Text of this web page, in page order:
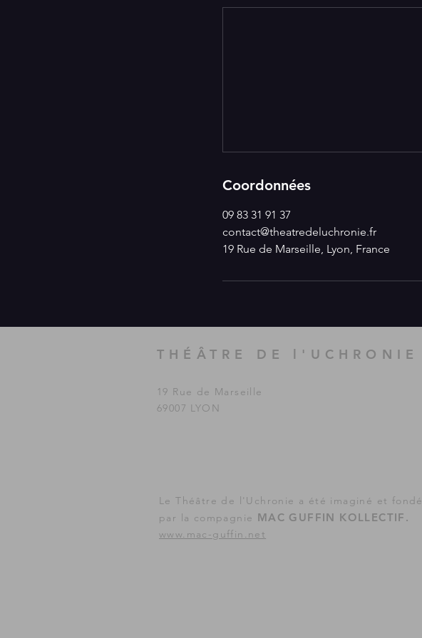
Coordonnées
09 83 31 91 37
contact@theatredeluchronie.fr
19 Rue de Marseille, Lyon, France
THÉÂTRE DE l'UCHRONIE
19 Rue de Marseille
69007 LYON
Le Théâtre de l'Uchronie a été imaginé et fondé
par la compagnie MAC GUFFIN KOLLECTIF .
www.mac-guffin.net